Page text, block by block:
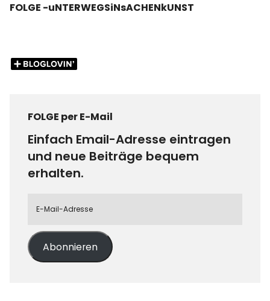
FOLGE -uNTERWEGSiNsACHENkUNST
FOLGE per E-Mail
Einfach Email-Adresse eintragen
und neue Beiträge bequem
erhalten.
Abonnieren